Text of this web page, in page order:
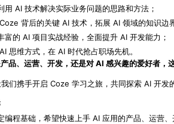
用 AI 技术解决实际业务问题的思路和方法；
背后的关键 AI 技术，拓展 AI 领域的知识边
富的 AI 项目实战经验，全面提升 AI 开发能力；
思维方式，在 AI 时代抢占职场先机。
品、运营、开发，还是对 AI 感兴趣的爱好者，
们携手开启 Coze 学习之旅，共同探索 AI 开发
编程基础，希望快速上手 AI 应用的产品、运营、